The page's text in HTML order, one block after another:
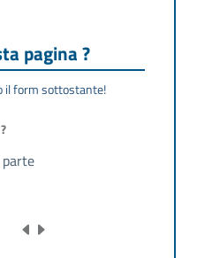
pagina ?
il form sottostante!